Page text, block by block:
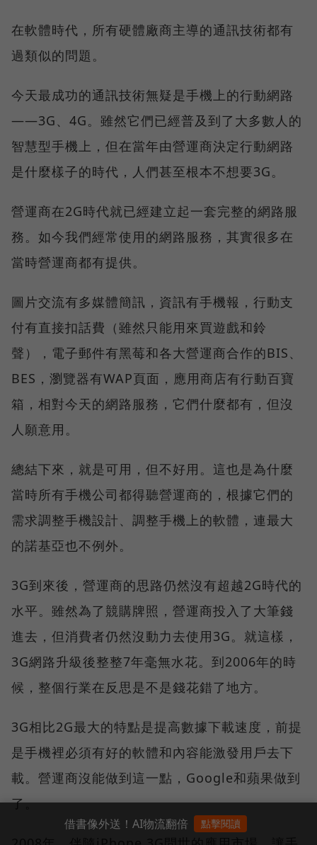
在軟體時代，所有硬體廠商主導的通訊技術都有
過類似的問題。
今天最成功的通訊技術無疑是手機上的行動網路
——3G、4G。雖然它們已經普及到了大多數人的
智慧型手機上，但在當年由營運商決定行動網路
是什麼樣子的時代，人們甚至根本不想要3G。
營運商在2G時代就已經建立起一套完整的網路服
務。如今我們經常使用的網路服務，其實很多在
當時營運商都有提供。
圖片交流有多媒體簡訊，資訊有手機報，行動支
付有直接扣話費（雖然只能用來買遊戲和鈴
聲），電子郵件有黑莓和各大營運商合作的BIS、
BES，瀏覽器有WAP頁面，應用商店有行動百寶
箱，相對今天的網路服務，它們什麼都有，但沒
人願意用。
總結下來，就是可用，但不好用。這也是為什麼
當時所有手機公司都得聽營運商的，根據它們的
需求調整手機設計、調整手機上的軟體，連最大
的諾基亞也不例外。
3G到來後，營運商的思路仍然沒有超越2G時代的
水平。雖然為了競購牌照，營運商投入了大筆錢
進去，但消費者仍然沒動力去使用3G。就這樣，
3G網路升級後整整7年毫無水花。到2006年的時
候，整個行業在反思是不是錢花錯了地方。
3G相比2G最大的特點是提高數據下載速度，前提
是手機裡必須有好的軟體和內容能激發用戶去下
載。營運商沒能做到這一點，Google和蘋果做到
了。
借書像外送！AI物流翻倍 點擊閱讀